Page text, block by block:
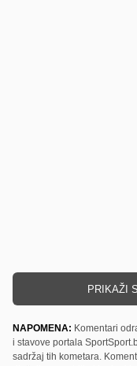
PRIKAŽI
NAPOMENA: Komentari
i stavove portala
sadržaj tih kometara.